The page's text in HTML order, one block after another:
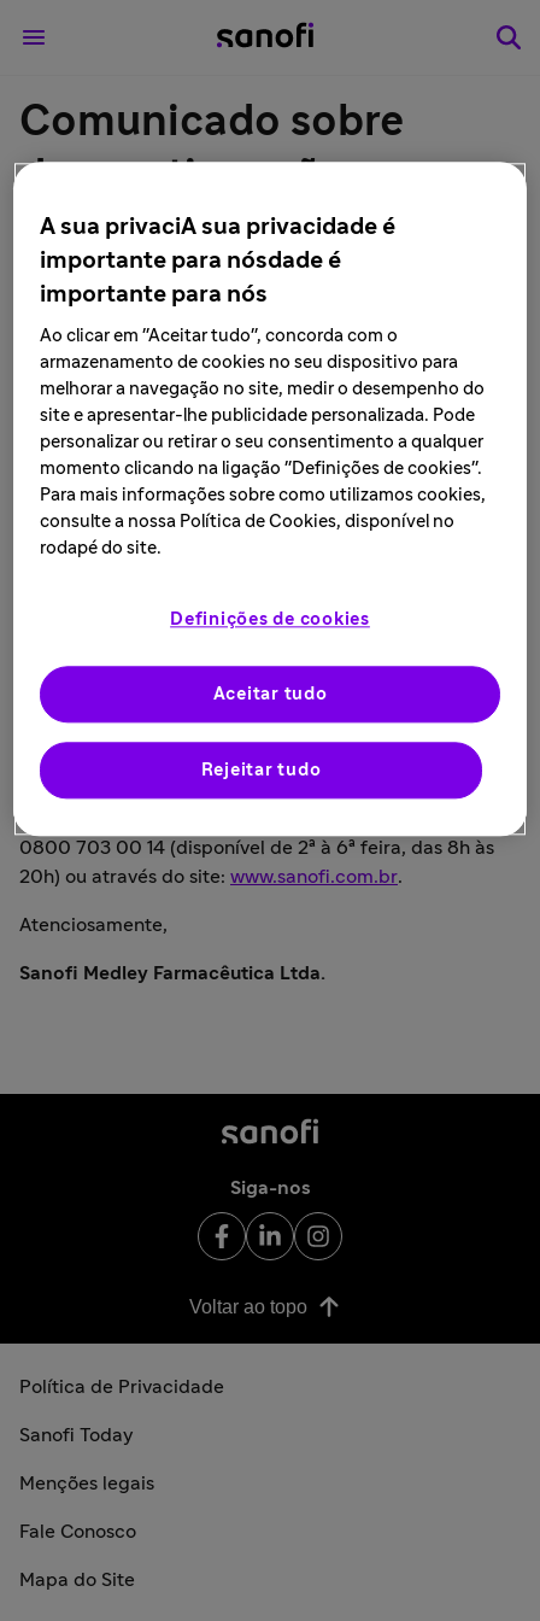
Comunicado sobre
descontinuação
definitiva do produto
Antietanol (Dissulfiram)
- Sanofi no Brasil
LEIA MAIS • 26 de novembro de 2019
São Paulo, 26 de novembro de 2019— A Sanofi informa
que protocolou em 14/10/2019, perante à Agência
Nacional de Vigilância Sanitária (Anvisa), a
disponíveis, porém, recomenda aos pacientes que
procurem o seu médico para orientações sobre o
tratamento.
Para mais informações, entre em contato com o Serviço
0800 703 00 14 (disponível de 2ª à 6ª feira, das 8h às
20h) ou através do site: www.sanofi.com.br.
Atenciosamente,
Sanofi Medley Farmacêutica Ltda.
Siga-nos
Voltar ao topo
Política de Privacidade
Sanofi Today
Menções legais
Fale Conosco
Mapa do Site
A sua privaciA sua privacidade é
importante para nósdade é
importante para nós
Ao clicar em "Aceitar tudo", concorda com o
armazenamento de cookies no seu dispositivo para
melhorar a navegação no site, medir o desempenho do
site e apresentar-lhe publicidade personalizada. Pode
personalizar ou retirar o seu consentimento a qualquer
momento clicando na ligação "Definições de cookies".
Para mais informações sobre como utilizamos cookies,
consulte a nossa Política de Cookies, disponível no
rodapé do site.
Definições de cookies
Rejeitar tudo
Aceitar tudo